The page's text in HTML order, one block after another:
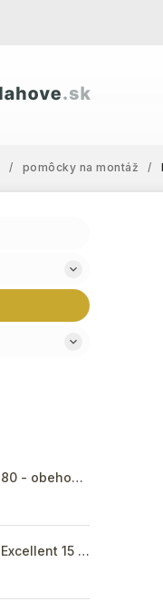
/ pomôcky na montáž /
AVANSA 25-6/180 - obehové čerpadlo, pripojovací závit 6/4"
Attack Electric Excellent 15 kW